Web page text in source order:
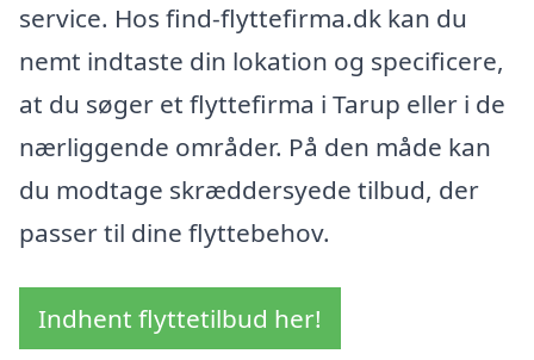
service. Hos find-flyttefirma.dk kan du
nemt indtaste din lokation og specificere,
at du søger et flyttefirma i Tarup eller i de
nærliggende områder. På den måde kan
du modtage skræddersyede tilbud, der
passer til dine flyttebehov.
Indhent flyttetilbud her!